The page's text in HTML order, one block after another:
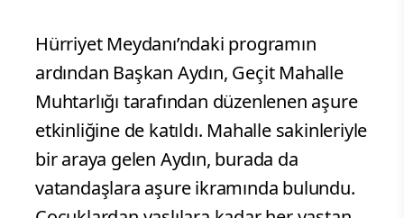
Hürriyet Meydanı’ndaki programın
ardından Başkan Aydın, Geçit Mahalle
Muhtarlığı tarafından düzenlenen aşure
etkinliğine de katıldı. Mahalle sakinleriyle
bir araya gelen Aydın, burada da
vatandaşlara aşure ikramında bulundu.